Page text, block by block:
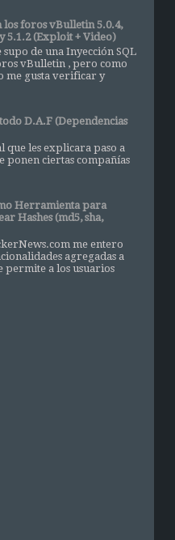
los foros vBulletin 5.0.4,
5.1.2 (Exploit + Video)
supo de una Inyección SQL
vBulletin , pero como
me gusta verificar y
D.A.F (Dependencias
que les explicara paso a
ponen ciertas compañías
Herramienta para
Hashes (md5, sha,
me entero
agregadas a
permite a los usuarios